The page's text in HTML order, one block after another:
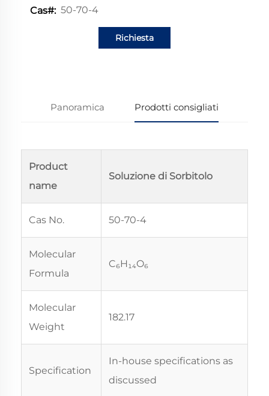
Cas#: 50-70-4
Richiesta
Panoramica Prodotti consigliati
Product
name
Soluzione di Sorbitolo
Cas No. 50-70-4
Molecular
Formula
C₆H₁₄O₆
Molecular
Weight
182.17
Specification
In-house specifications as
discussed